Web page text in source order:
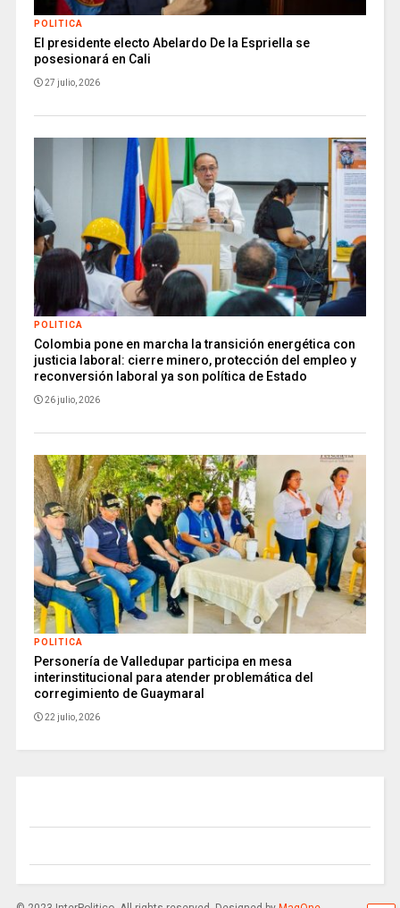
POLITICA
El presidente electo Abelardo De la Espriella se
posesionará en Cali
27 julio, 2026
POLITICA
Colombia pone en marcha la transición energética con
justicia laboral: cierre minero, protección del empleo y
reconversión laboral ya son política de Estado
26 julio, 2026
POLITICA
Personería de Valledupar participa en mesa
interinstitucional para atender problemática del
corregimiento de Guaymaral
22 julio, 2026